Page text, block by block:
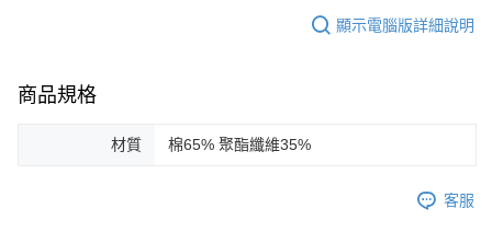
顯示電腦版詳細說明
商品規格
材質 棉65% 聚酯纖維35%
客服